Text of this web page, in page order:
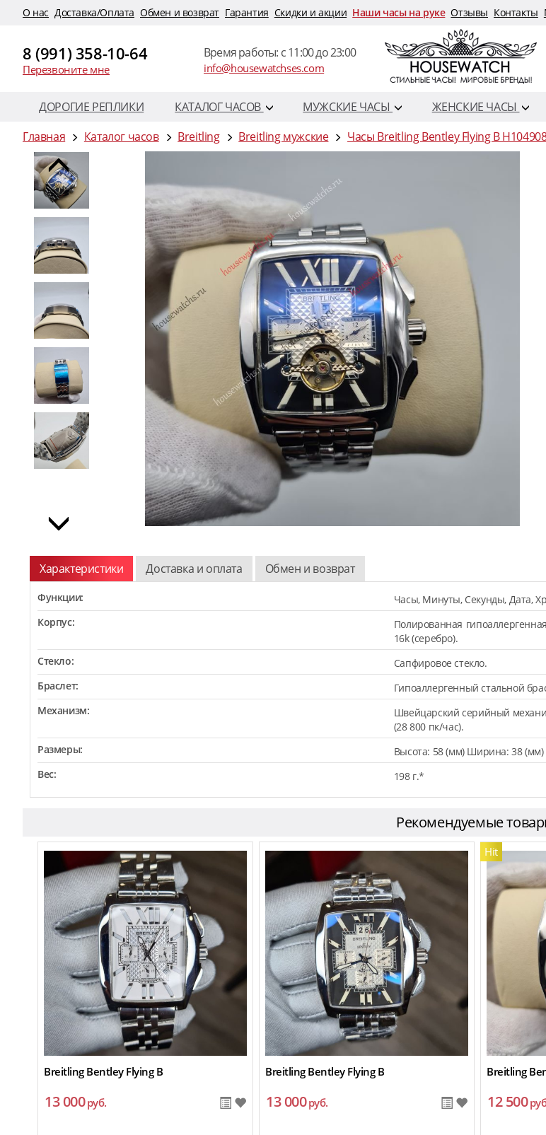
O нас Доставка/Оплата Обмен и возврат Гарантия Скидки и акции Наши часы на руке Отзывы Контакты
8 (991) 358-10-64
Перезвоните мне
Время работы: c 11:00 до 23:00
info@housewatchses.com
ДОРОГИЕ РЕПЛИКИ КАТАЛОГ ЧАСОВ МУЖСКИЕ ЧАСЫ ЖЕНСКИЕ ЧАСЫ
Главная
Каталог часов Breitling Breitling мужские Часы Breitling Bentley Flying B
Характеристики Доставка и оплата Обмен и возврат
Функции:
Часы, Минуты, Секунды, Дата,
Корпус:
Полированная
16k (серебро).
Стекло:
Сапфировое стекло.
Браслет:
Гипоаллергенный стальной
Механизм:
Швейцарский серийный
(28 800 пк/час).
Размеры:
Высота: 58 (мм) Ширина: 38
Вес:
198 г.*
Рекомендуемые
Breitling Bentley Flying B
13 000руб.
Breitling Bentley Flying B
13 000руб.
Hit
Breitling
12 500